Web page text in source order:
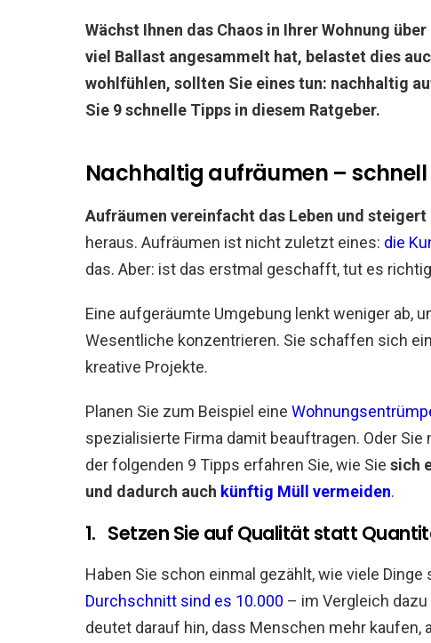
Wächst Ihnen das Chaos in Ihrer Wohnung
viel Ballast angesammelt hat, belastet dies
wohlfühlen, sollten Sie eines tun: nachhaltig
Sie 9 schnelle Tipps in diesem Ratgeber.
Nachhaltig aufräumen –
Aufräumen vereinfacht das Leben und steigert
heraus. Aufräumen ist nicht zuletzt eines: die
das. Aber: ist das erstmal geschafft, tut es
Eine aufgeräumte Umgebung lenkt weniger ab,
Wesentliche konzentrieren. Sie schaffen sich
kreative Projekte.
Planen Sie zum Beispiel eine
spezialisierte Firma damit beauftragen. Oder
der folgenden 9 Tipps erfahren Sie, wie Sie sich
und dadurch auch künftig Müll vermeiden.
1. Setzen Sie auf Qualität statt
Haben Sie schon einmal gezählt, wie viele
Durchschnitt sind es 10.000 – im Vergleich
deutet darauf hin, dass Menschen mehr kaufen,